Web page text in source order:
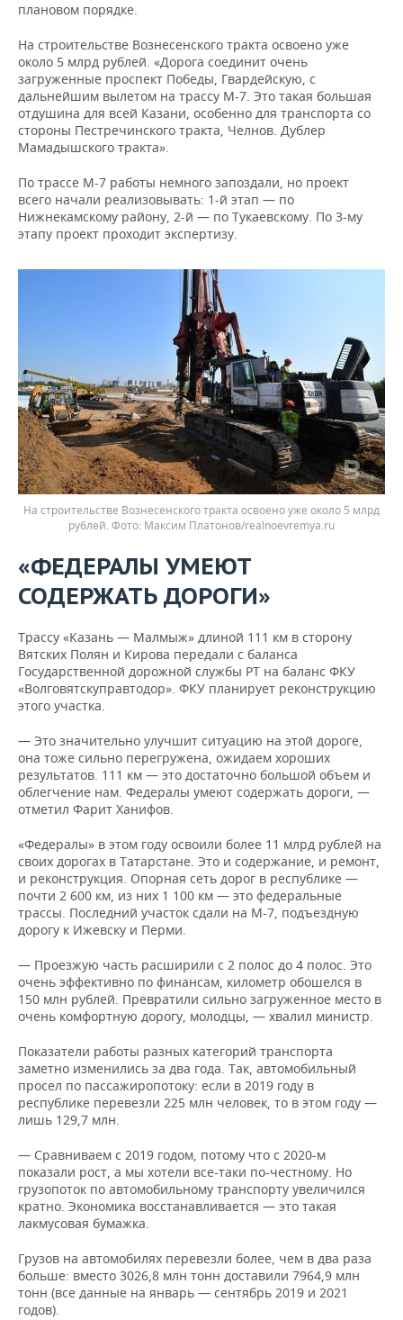
плановом порядке.
На строительстве Вознесенского тракта освоено уже
около 5 млрд рублей. «Дорога соединит очень
загруженные проспект Победы, Гвардейскую, с
дальнейшим вылетом на трассу М-7. Это такая большая
отдушина для всей Казани, особенно для транспорта со
стороны Пестречинского тракта, Челнов. Дублер
Мамадышского тракта».
По трассе М-7 работы немного запоздали, но проект
всего начали реализовывать: 1-й этап — по
Нижнекамскому району, 2-й — по Тукаевскому. По 3-му
этапу проект проходит экспертизу.
На строительстве Вознесенского тракта освоено уже около 5 млрд
рублей.
Максим Платонов/realnoevremya.ru
«ФЕДЕРАЛЫ УМЕЮТ
СОДЕРЖАТЬ ДОРОГИ»
Трассу «Казань — Малмыж» длиной 111 км в сторону
Вятских Полян и Кирова передали с баланса
Государственной дорожной службы РТ на баланс ФКУ
«Волговятскуправтодор». ФКУ планирует реконструкцию
этого участка.
— Это значительно улучшит ситуацию на этой дороге,
она тоже сильно перегружена, ожидаем хороших
результатов. 111 км — это достаточно большой объем и
облегчение нам. Федералы умеют содержать дороги, —
отметил Фарит Ханифов.
«Федералы» в этом году освоили более 11 млрд рублей на
своих дорогах в Татарстане. Это и содержание, и ремонт,
и реконструкция. Опорная сеть дорог в республике —
почти 2 600 км, из них 1 100 км — это федеральные
трассы. Последний участок сдали на М-7, подъездную
дорогу к Ижевску и Перми.
— Проезжую часть расширили с 2 полос до 4 полос. Это
очень эффективно по финансам, километр обошелся в
150 млн рублей. Превратили сильно загруженное место в
очень комфортную дорогу, молодцы, — хвалил министр.
Показатели работы разных категорий транспорта
заметно изменились за два года. Так, автомобильный
просел по пассажиропотоку: если в 2019 году в
республике перевезли 225 млн человек, то в этом году —
лишь 129,7 млн.
— Сравниваем с 2019 годом, потому что с 2020-м
показали рост, а мы хотели все-таки по-честному. Но
грузопоток по автомобильному транспорту увеличился
кратно. Экономика восстанавливается — это такая
лакмусовая бумажка.
Грузов на автомобилях перевезли более, чем в два раза
больше: вместо 3026,8 млн тонн доставили 7964,9 млн
тонн (все данные на январь — сентябрь 2019 и 2021
годов).